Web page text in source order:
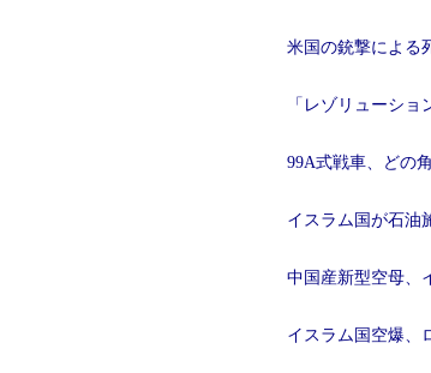
米国の銃撃による
「レゾリューシ
99A式戦車、どの
イスラム国が石油
中国産新型空母、
イスラム国空爆、